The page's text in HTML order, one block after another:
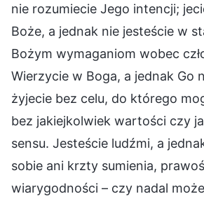
nie rozumiecie Jego intencji;
Boże, a jednak nie jesteście w
Bożym wymaganiom wobec
Wierzycie w Boga, a jednak Go
żyjecie bez celu, do którego
bez jakiejkolwiek wartości czy
sensu. Jesteście ludźmi, a
sobie ani krzty sumienia,
wiarygodności – czy nadal